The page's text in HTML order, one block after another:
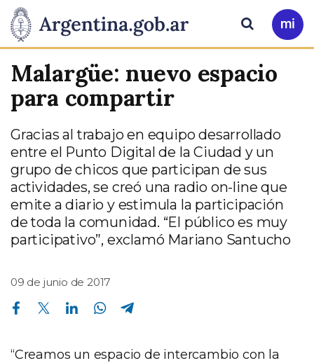
Presidencia
de
la
Nación
Pasar al contenido principal
Ir
a
Buscar
Malargüe: nuevo espacio
para compartir
Gracias al trabajo en equipo desarrollado
entre el Punto Digital de la Ciudad y un
grupo de chicos que participan de sus
actividades, se creó una radio on-line que
emite a diario y estimula la participación
de toda la comunidad. “El público es muy
participativo”, exclamó Mariano Santucho
09 de junio de 2017
Compartir en Facebook Compartir en Twitter Compartir en Linkedin Compartir en Whatsapp
“Creamos un espacio de intercambio con la